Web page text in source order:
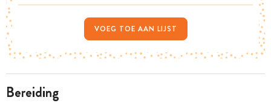
bereiding
VOEG TOE AAN LIJST